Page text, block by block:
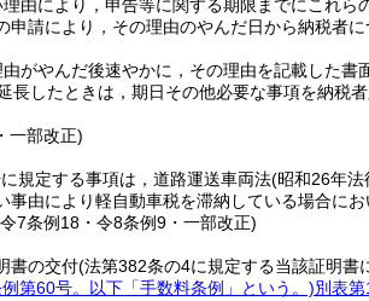
由により，申告等に関する期限までにこれら
申請により，その理由のやんだ日から納税者
がやんだ後速やかに，その理由を記載した書
長したときは，期日その他必要な事項を納税
一部改正)
規定する事項は，道路運送車両法(昭和26年法
由により軽自動車税を滞納している場合にお
7条例18・令8条例9・一部改正)
書の交付(法第382条の4に規定する当該証明書
第60号。以下「手数料条例」という。)別表第